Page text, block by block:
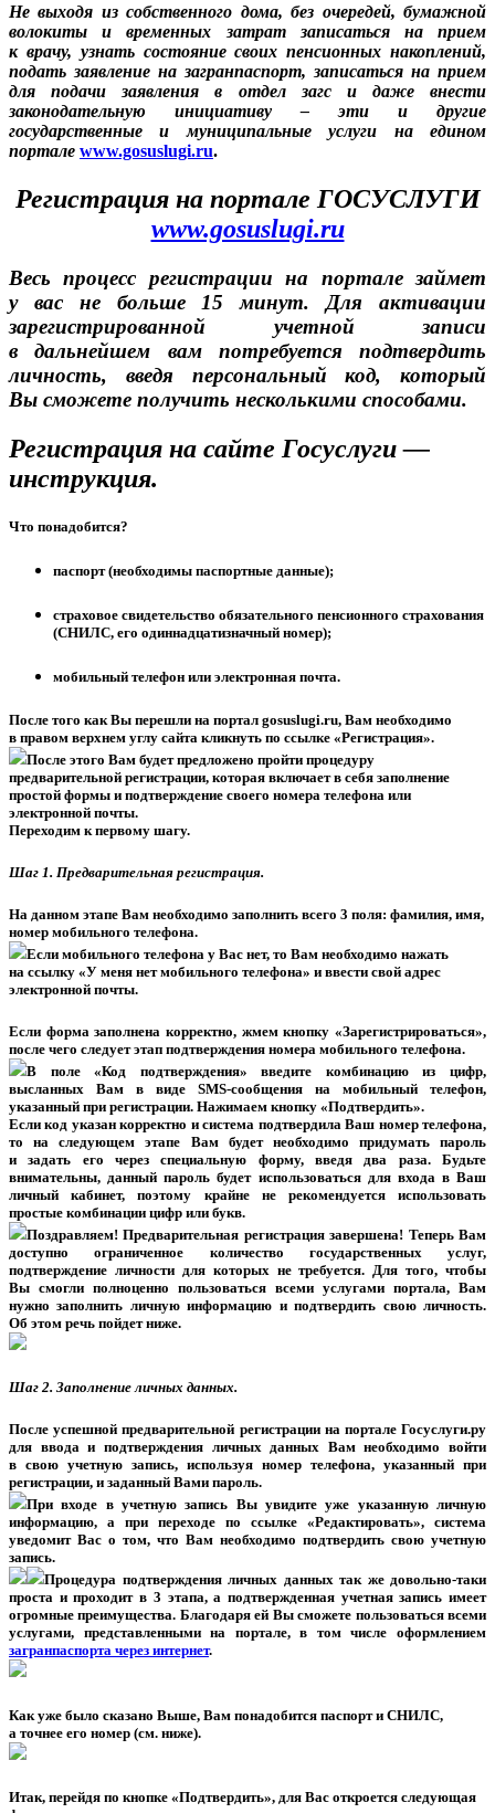
Не выходя из собственного дома, без очередей, бумажной
волокиты и временных затрат записаться на прием
к врачу, узнать состояние своих пенсионных накоплений,
подать заявление на загранпаспорт, записаться на прием
для подачи заявления в отдел загс и даже внести
законодательную инициативу – эти и другие
государственные и муниципальные услуги на едином
портале www.gosuslugi.ru.
Регистрация на портале ГОСУСЛУГИ
www.gosuslugi.ru
Весь процесс регистрации на портале займет
у вас не больше 15 минут. Для активации
зарегистрированной учетной записи
в дальнейшем вам потребуется подтвердить
личность, введя персональный код, который
Вы сможете получить несколькими способами.
Регистрация на сайте Госуслуги —
инструкция.
Что понадобится?
паспорт (необходимы паспортные данные);
страховое свидетельство обязательного пенсионного страхования
(СНИЛС, его одиннадцатизначный номер);
мобильный телефон или электронная почта.
После того как Вы перешли на портал gosuslugi.ru, Вам необходимо
в правом верхнем углу сайта кликнуть по ссылке «Регистрация».
После этого Вам будет предложено пройти процедуру
предварительной регистрации, которая включает в себя заполнение
простой формы и подтверждение своего номера телефона или
электронной почты.
Переходим к первому шагу.
Шаг 1. Предварительная регистрация.
На данном этапе Вам необходимо заполнить всего 3 поля: фамилия, имя,
номер мобильного телефона.
Если мобильного телефона у Вас нет, то Вам необходимо нажать
на ссылку «У меня нет мобильного телефона» и ввести свой адрес
электронной почты.
Если форма заполнена корректно, жмем кнопку «Зарегистрироваться»,
после чего следует этап подтверждения номера мобильного телефона.
В поле «Код подтверждения» введите комбинацию из цифр,
высланных Вам в виде SMS-сообщения на мобильный телефон,
указанный при регистрации. Нажимаем кнопку «Подтвердить».
Если код указан корректно и система подтвердила Ваш номер телефона,
то на следующем этапе Вам будет необходимо придумать пароль
и задать его через специальную форму, введя два раза. Будьте
внимательны, данный пароль будет использоваться для входа в Ваш
личный кабинет, поэтому крайне не рекомендуется использовать
простые комбинации цифр или букв.
Поздравляем! Предварительная регистрация завершена! Теперь Вам
доступно ограниченное количество государственных услуг,
подтверждение личности для которых не требуется. Для того, чтобы
Вы смогли полноценно пользоваться всеми услугами портала, Вам
нужно заполнить личную информацию и подтвердить свою личность.
Об этом речь пойдет ниже.
Шаг 2. Заполнение личных данных.
После успешной предварительной регистрации на портале Госуслуги.ру
для ввода и подтверждения личных данных Вам необходимо войти
в свою учетную запись, используя номер телефона, указанный при
регистрации, и заданный Вами пароль.
При входе в учетную запись Вы увидите уже указанную личную
информацию, а при переходе по ссылке «Редактировать», система
уведомит Вас о том, что Вам необходимо подтвердить свою учетную
запись.
Процедура подтверждения личных данных так же довольно-таки
проста и проходит в 3 этапа, а подтвержденная учетная запись имеет
огромные преимущества. Благодаря ей Вы сможете пользоваться всеми
услугами, представленными на портале, в том числе оформлением
загранпаспорта через интернет.
Как уже было сказано Выше, Вам понадобится паспорт и СНИЛС,
а точнее его номер (см. ниже).
Итак, перейдя по кнопке «Подтвердить», для Вас откроется следующая